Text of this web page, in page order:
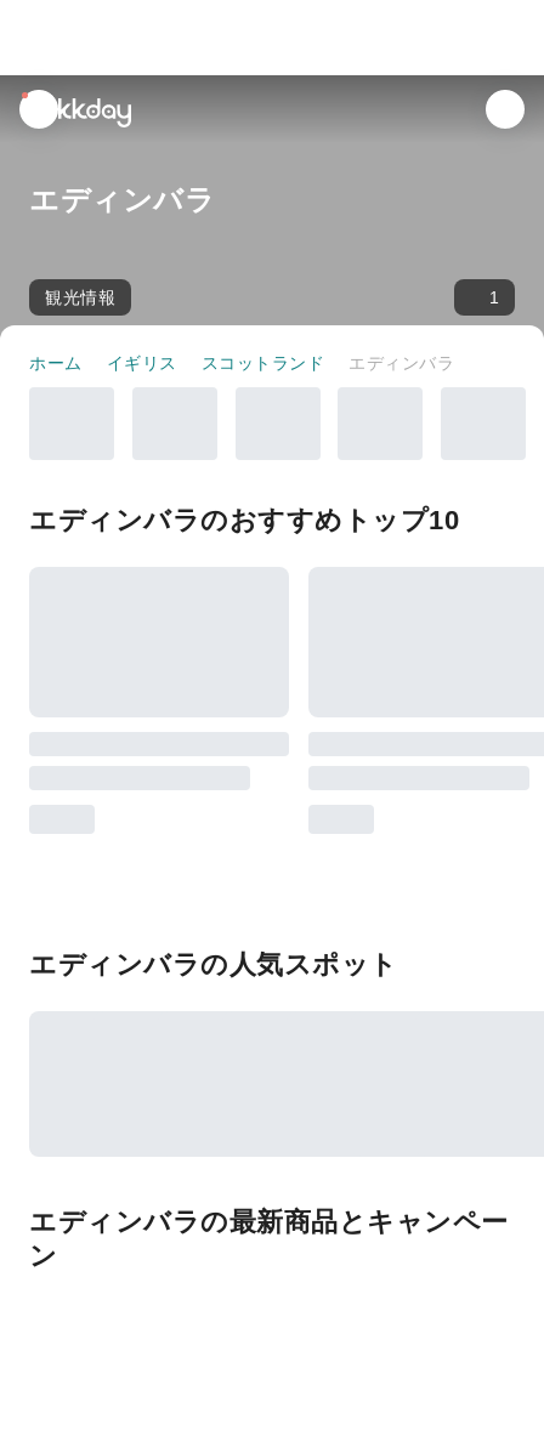
unread
notifications
エディンバラ
観光情報 1
ホーム イギリス スコットランド エディンバラ
エディンバラのおすすめトップ10
エディンバラの人気スポット
エディンバラの最新商品とキャンペー
ン